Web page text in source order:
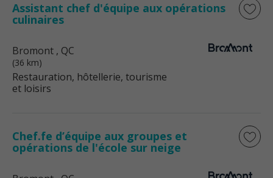
Assistant chef d'équipe aux opérations
culinaires
Bromont , QC
(36 km)
Restauration, hôtellerie, tourisme
et loisirs
Chef.fe d’équipe aux groupes et
opérations de l'école sur neige